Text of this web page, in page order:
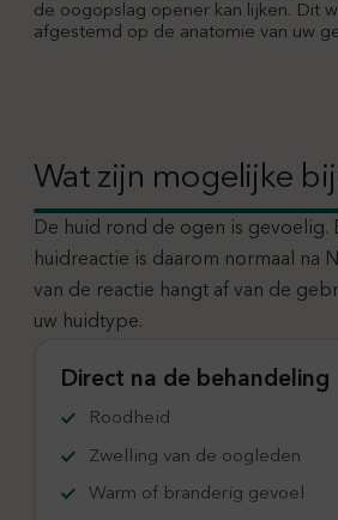
de oogopslag opener kan lijken. Dit
afgestemd op de anatomie van uw
Wat zijn mogelijke
De huid rond de ogen is gevoelig.
huidreactie is daarom normaal na
van de reactie hangt af van de
uw huidtype.
Direct na de behandeling
Roodheid
Zwelling van de oogleden
Warm of branderig gevoel